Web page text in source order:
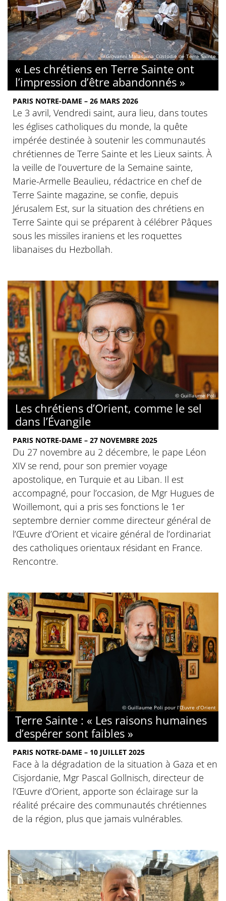
© Giovanni Malaspina_Custodie de Terre Sainte
« Les chrétiens en Terre Sainte ont
l’impression d’être abandonnés »
PARIS NOTRE-DAME – 26 MARS 2026
Le 3 avril, Vendredi saint, aura lieu, dans toutes
les églises catholiques du monde, la quête
impérée destinée à soutenir les communautés
chrétiennes de Terre Sainte et les Lieux saints. À
la veille de l’ouverture de la Semaine sainte,
Marie-Armelle Beaulieu, rédactrice en chef de
Terre Sainte magazine, se confie, depuis
Jérusalem Est, sur la situation des chrétiens en
Terre Sainte qui se préparent à célébrer Pâques
sous les missiles iraniens et les roquettes
libanaises du Hezbollah.
© Guillaume Poli
Les chrétiens d’Orient, comme le sel
dans l’Évangile
PARIS NOTRE-DAME – 27 NOVEMBRE 2025
Du 27 novembre au 2 décembre, le pape Léon
XIV se rend, pour son premier voyage
apostolique, en Turquie et au Liban. Il est
accompagné, pour l’occasion, de Mgr Hugues de
Woillemont, qui a pris ses fonctions le 1er
septembre dernier comme directeur général de
l’Œuvre d’Orient et vicaire général de l’ordinariat
des catholiques orientaux résidant en France.
Rencontre.
© Guillaume Poli pour l’Œuvre d’Orient
Terre Sainte : « Les raisons humaines
d’espérer sont faibles »
PARIS NOTRE-DAME – 10 JUILLET 2025
Face à la dégradation de la situation à Gaza et en
Cisjordanie, Mgr Pascal Gollnisch, directeur de
l’Œuvre d’Orient, apporte son éclairage sur la
réalité précaire des communautés chrétiennes
de la région, plus que jamais vulnérables.